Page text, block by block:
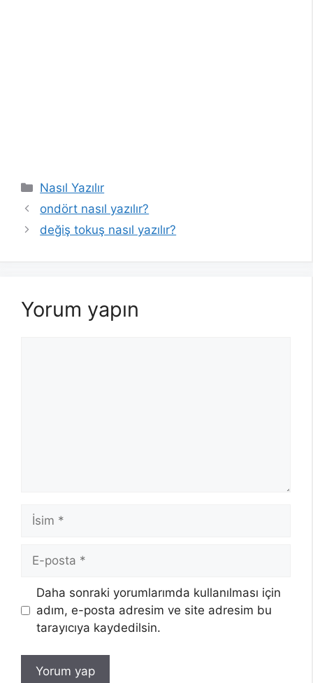
Kategoriler
Nasıl Yazılır
ondört nasıl yazılır?
değiş tokuş nasıl yazılır?
Yorum yapın
İsim
posta
Daha sonraki yorumlarımda kullanılması için
adım, e-posta adresim ve site adresim bu
tarayıcıya kaydedilsin.